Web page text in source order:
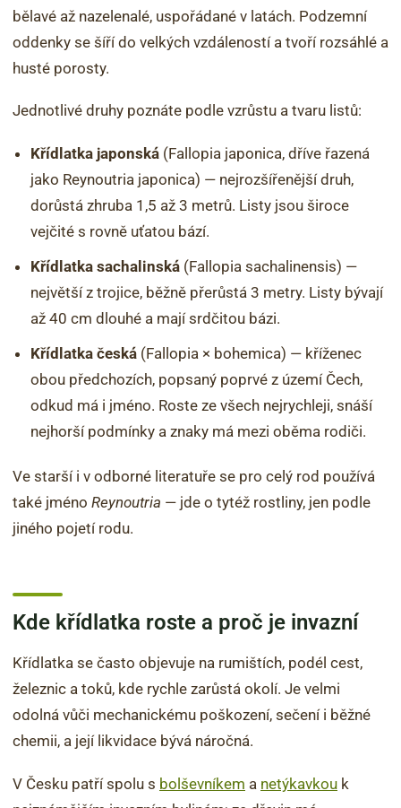
bělavé až nazelenalé, uspořádané v latách. Podzemní
oddenky se šíří do velkých vzdáleností a tvoří rozsáhlé a
husté porosty.
Jednotlivé druhy poznáte podle vzrůstu a tvaru listů:
Křídlatka japonská (Fallopia japonica, dříve řazená
jako Reynoutria japonica) — nejrozšířenější druh,
dorůstá zhruba 1,5 až 3 metrů. Listy jsou široce
vejčité s rovně uťatou bází.
Křídlatka sachalinská (Fallopia sachalinensis) —
největší z trojice, běžně přerůstá 3 metry. Listy bývají
až 40 cm dlouhé a mají srdčitou bázi.
Křídlatka česká (Fallopia × bohemica) — kříženec
obou předchozích, popsaný poprvé z území Čech,
odkud má i jméno. Roste ze všech nejrychleji, snáší
nejhorší podmínky a znaky má mezi oběma rodiči.
Ve starší i v odborné literatuře se pro celý rod používá
také jméno Reynoutria — jde o tytéž rostliny, jen podle
jiného pojetí rodu.
Kde křídlatka roste a proč je invazní
Křídlatka se často objevuje na rumištích, podél cest,
železnic a toků, kde rychle zarůstá okolí. Je velmi
odolná vůči mechanickému poškození, sečení i běžné
chemii, a její likvidace bývá náročná.
V Česku patří spolu s bolševníkem a netýkavkou k